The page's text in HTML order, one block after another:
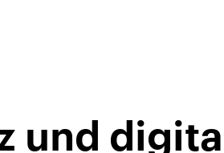
und